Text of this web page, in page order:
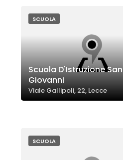
SCUOLA
Scuola D'Istruzione San
Giovanni
Viale Gallipoli, 22, Lecce
SCUOLA